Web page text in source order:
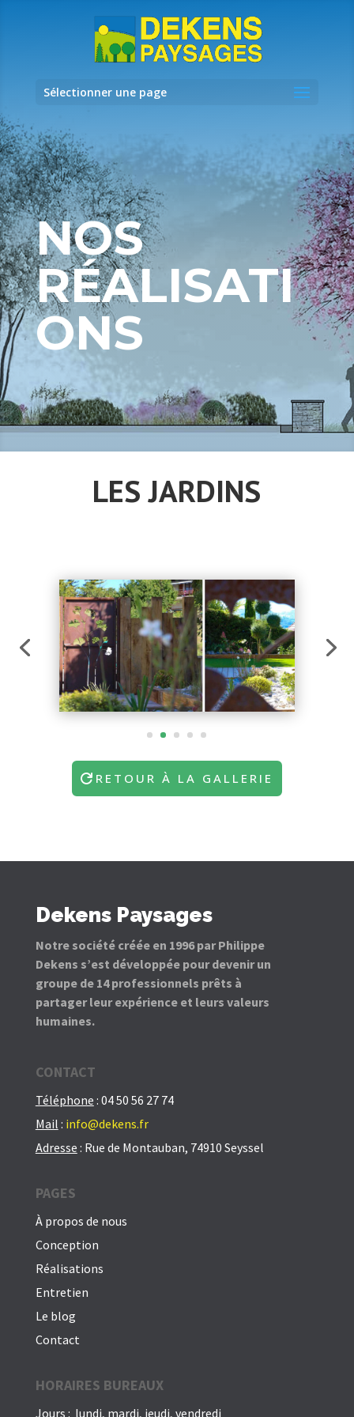
Sélectionner une page
NOS
RÉALISATI
ONS
LES JARDINS
RETOUR À LA GALLERIE
Dekens Paysages
Notre société créée en 1996 par Philippe
Dekens s’est développée pour devenir un
groupe de 14 professionnels prêts à
partager leur expérience et leurs valeurs
humaines.
CONTACT
Téléphone : 04 50 56 27 74
Mail : info@dekens.fr
Adresse : Rue de Montauban, 74910 Seyssel
PAGES
À propos de nous
Conception
Réalisations
Entretien
Le blog
Contact
HORAIRES BUREAUX
Jours : lundi, mardi, jeudi, vendredi